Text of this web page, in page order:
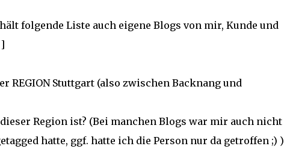
folgende Liste auch eigene Blogs von mir, Kunde und
REGION Stuttgart (also zwischen Backnang und
Region ist? (Bei manchen Blogs war mir auch nicht
hatte, ggf. hatte ich die Person nur da getroffen ;) )